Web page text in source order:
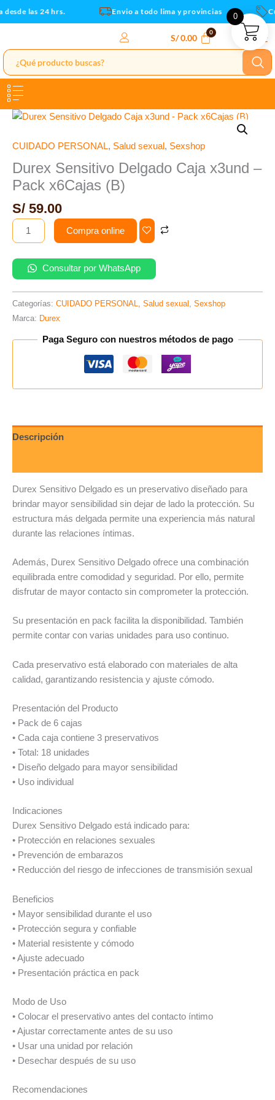
al
las 24 hrs. Envio a todo lima y provincias
S/0.00
CUIDADO PERSONAL, Salud sexual , Sexshop
Durex Sensitivo Delgado Caja x3und –
Pack x6Cajas (B)
S/ 59.00
Durex
Delgado
x3und
-
Pack
x6Cajas
Compra online
Consultar por WhatsApp
Categorías: CUIDADO PERSONAL Salud sexual Sexshop
Marca: Durex
Paga Seguro con nuestros métodos de pago
Descripción
Durex Sensitivo Delgado es un preservativo diseñado para
brindar mayor sensibilidad sin dejar de lado la protección. Su
estructura más delgada permite una experiencia más natural
durante las relaciones íntimas.
Además, Durex Sensitivo Delgado ofrece una combinación
equilibrada entre comodidad y seguridad. Por ello, permite
disfrutar de mayor contacto sin comprometer la protección.
Su presentación en pack facilita la disponibilidad. También
permite contar con varias unidades para uso continuo.
Cada preservativo está elaborado con materiales de alta
calidad, garantizando resistencia y ajuste cómodo.
Presentación del Producto
• Pack de 6 cajas
• Cada caja contiene 3 preservativos
• Total: 18 unidades
• Diseño delgado para mayor sensibilidad
• Uso individual
Indicaciones
Durex Sensitivo Delgado está indicado para:
• Protección en relaciones sexuales
• Prevención de embarazos
• Reducción del riesgo de infecciones de transmisión sexual
Beneficios
• Mayor sensibilidad durante el uso
• Protección segura y confiable
• Material resistente y cómodo
• Ajuste adecuado
• Presentación práctica en pack
Modo de Uso
• Colocar el preservativo antes del contacto íntimo
• Ajustar correctamente antes de su uso
• Usar una unidad por relación
• Desechar después de su uso
Recomendaciones
0
Pack
(B)
cantidad